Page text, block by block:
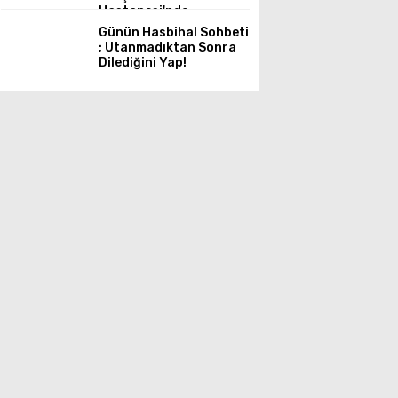
Hastanesi'nde
Başarıyla Tedavi Edildi
Günün Hasbihal Sohbeti
; Utanmadıktan Sonra
Dilediğini Yap!